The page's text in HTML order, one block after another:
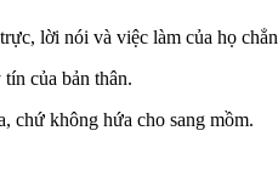
lời nói và việc làm của họ
của bản thân.
chứ không hứa cho sang mồm.